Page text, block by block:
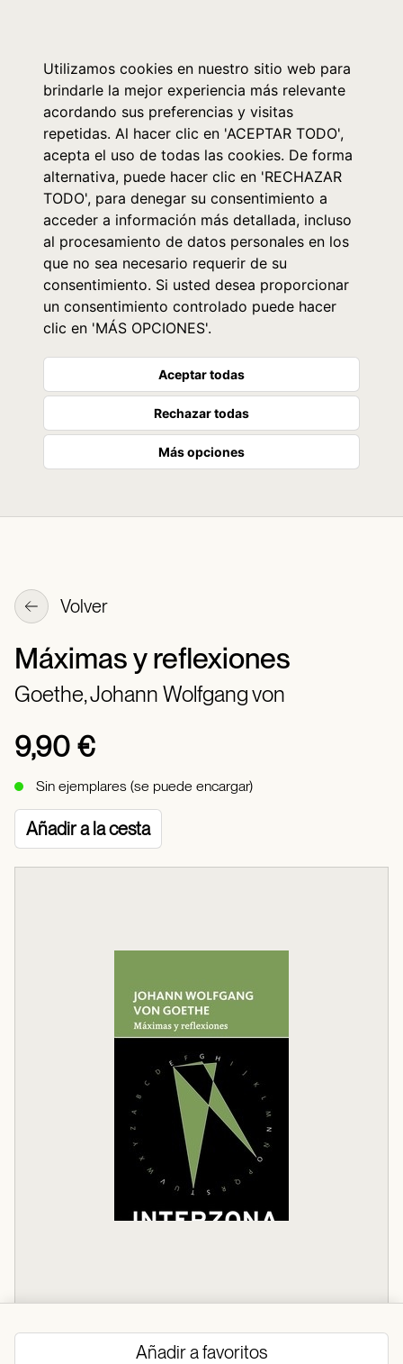
Utilizamos cookies en nuestro sitio web para
brindarle la mejor experiencia más relevante
acordando sus preferencias y visitas
repetidas. Al hacer clic en 'ACEPTAR TODO',
acepta el uso de todas las cookies. De forma
alternativa, puede hacer clic en 'RECHAZAR
TODO', para denegar su consentimiento a
acceder a información más detallada, incluso
al procesamiento de datos personales en los
que no sea necesario requerir de su
consentimiento. Si usted desea proporcionar
un consentimiento controlado puede hacer
clic en 'MÁS OPCIONES'.
Aceptar todas
Rechazar todas
Más opciones
Volver
Máximas y reflexiones
Goethe, Johann Wolfgang von
9,90 €
Sin ejemplares (se puede encargar)
Añadir a la cesta
Añadir a favoritos